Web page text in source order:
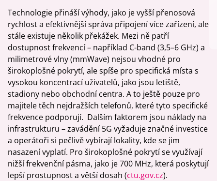
Technologie přináší výhody, jako je vyšší přenosová
rychlost a efektivnější správa připojení více zařízení, ale
stále existuje několik překážek. Mezi ně patří
dostupnost frekvencí – například C-band (3,5–6 GHz) a
milimetrové vlny (mmWave) nejsou vhodné pro
širokoplošné pokrytí, ale spíše pro specifická místa s
vysokou koncentrací uživatelů, jako jsou letiště,
stadiony nebo obchodní centra. A to ještě pouze pro
majitele těch nejdražších telefonů, které tyto specifické
frekvence podporují. Dalším faktorem jsou náklady na
infrastrukturu – zavádění 5G vyžaduje značné investice
a operátoři si pečlivě vybírají lokality, kde se jim
nasazení vyplatí. Pro širokoplošné pokrytí se využívají
nižší frekvenční pásma, jako je 700 MHz, která poskytují
lepší prostupnost a větší dosah (ctu.gov.cz).